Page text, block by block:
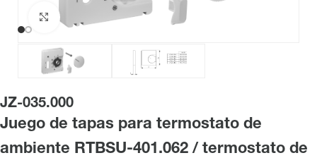
JZ-035.000
Juego de tapas para termostato de
ambiente RTBSU-401.062 / termostato de
Haga clic para ampliar